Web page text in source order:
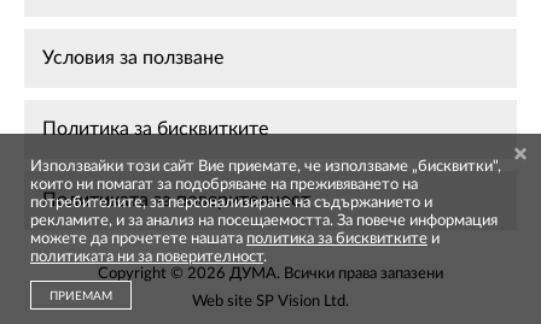
Условия за ползване
Политика за бисквитките
Политиката за поверителност
Copyright © 2026 ДУМА. Всички права запазени
Web site SP Vision Ltd.
Използвайки този сайт Вие приемате, че използваме „бисквитки",
които ни помагат за подобряване на преживяването на
потребителите, за персонализиране на съдържанието и
рекламите, и за анализ на посещаемостта. За повече информация
можете да прочетете нашата политика за бисквитките и
политиката ни за поверителност.
ПРИЕМАМ